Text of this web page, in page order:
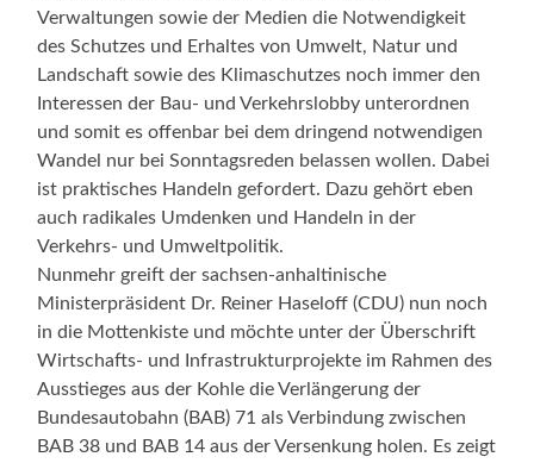
Verwaltungen sowie der Medien die Notwendigkeit
des Schutzes und Erhaltes von Umwelt, Natur und
Landschaft sowie des Klimaschutzes noch immer den
Interessen der Bau- und Verkehrslobby unterordnen
und somit es offenbar bei dem dringend notwendigen
Wandel nur bei Sonntagsreden belassen wollen. Dabei
ist praktisches Handeln gefordert. Dazu gehört eben
auch radikales Umdenken und Handeln in der
Verkehrs- und Umweltpolitik.
Nunmehr greift der sachsen-anhaltinische
Ministerpräsident Dr. Reiner Haseloff (CDU) nun noch
in die Mottenkiste und möchte unter der Überschrift
Wirtschafts- und Infrastrukturprojekte im Rahmen des
Ausstieges aus der Kohle die Verlängerung der
Bundesautobahn (BAB) 71 als Verbindung zwischen
BAB 38 und BAB 14 aus der Versenkung holen. Es zeigt